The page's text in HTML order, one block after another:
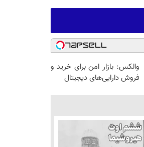
والکس: بازار امن برای خرید و
فروش دارایی‌های دیجیتال